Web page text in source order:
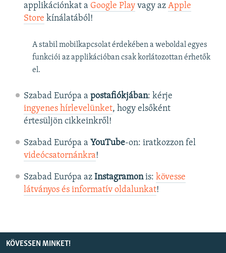
applikációnkat a Google Playvagy az Apple
Store kínálatából!
A stabil mobilkapcsolat érdekében a weboldal egyes
funkciói az applikációban csak korlátozottan érhetők
el.
Szabad Európa a postafiókjában: kérje
ingyenes hírlevelünket, hogy elsőként
értesüljön cikkeinkről!
Szabad Európa a YouTube-on: iratkozzon fel
videócsatornánkra!
Szabad Európa az Instagramonis: kövesse
látványos és informatív oldalunkat! ​
KÖVESSEN MINKET!